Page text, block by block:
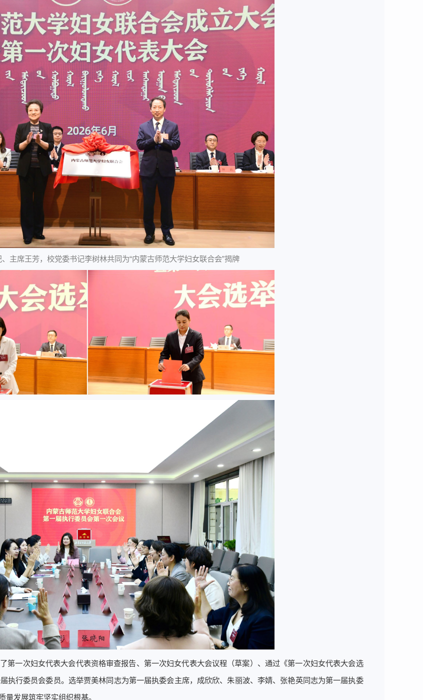
主席王芳，校党委书记李树林共同为“内蒙古师范大学妇女联合会”揭牌
第一次妇女代表大会代表资格审查报告、第一次妇女代表大会议程（草案）、通过《第一次妇女代表大会选
执行委员会委员。选举贾美林同志为第一届执委会主席，成欣欣、朱丽波、李婧、张艳英同志为第一届执委
发展筑牢坚实组织根基。